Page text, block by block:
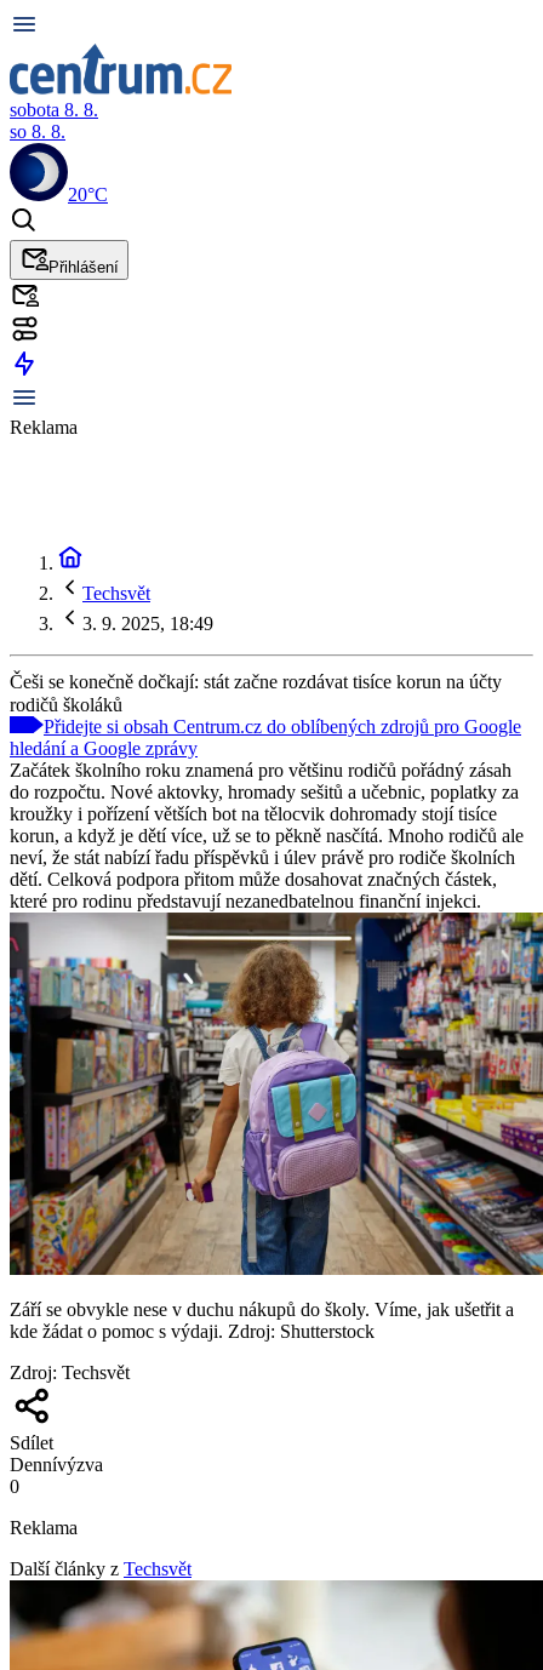
sobota 8. 8.
so 8. 8.
20°C
Přihlášení
Reklama
Techsvět
3. 9. 2025, 18:49
Češi se konečně dočkají: stát začne rozdávat tisíce korun na účty
rodičů školáků
Přidejte si obsah Centrum.cz do oblíbených zdrojů pro Google
hledání a Google zprávy
Začátek školního roku znamená pro většinu rodičů pořádný zásah
do rozpočtu. Nové aktovky, hromady sešitů a učebnic, poplatky za
kroužky i pořízení větších bot na tělocvik dohromady stojí tisíce
korun, a když je dětí více, už se to pěkně nasčítá. Mnoho rodičů ale
neví, že stát nabízí řadu příspěvků i úlev právě pro rodiče školních
dětí. Celková podpora přitom může dosahovat značných částek,
které pro rodinu představují nezanedbatelnou finanční injekci.
Září se obvykle nese v duchu nákupů do školy. Víme, jak ušetřit a
kde žádat o pomoc s výdaji. Zdroj: Shutterstock
Zdroj: Techsvět
Sdílet
Dennívýzva
0
Reklama
Další články z Techsvět